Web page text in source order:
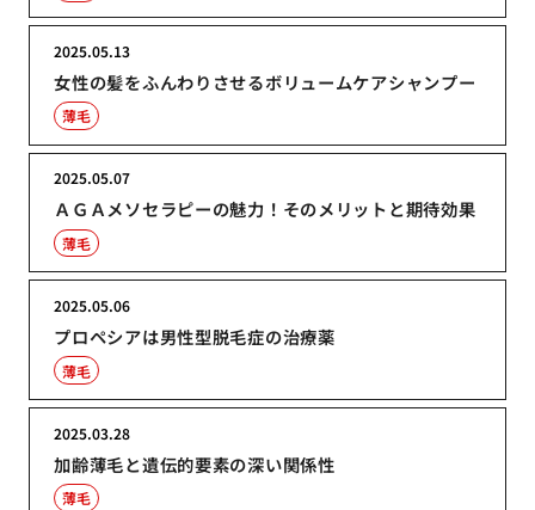
女性の髪をふんわりさせるボリュームケアシャンプー
2025.05.13
薄毛
ＡＧＡメソセラピーの魅力！そのメリットと期待効果
2025.05.07
薄毛
プロペシアは男性型脱毛症の治療薬
2025.05.06
薄毛
加齢薄毛と遺伝的要素の深い関係性
2025.03.28
薄毛